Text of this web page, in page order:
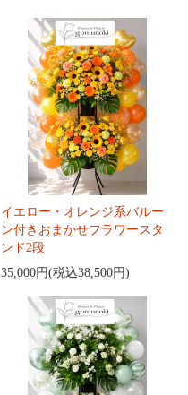
イエロー・オレンジ系バルー
ン付きおまかせフラワースタ
ンド2段
35,000円(税込38,500円)